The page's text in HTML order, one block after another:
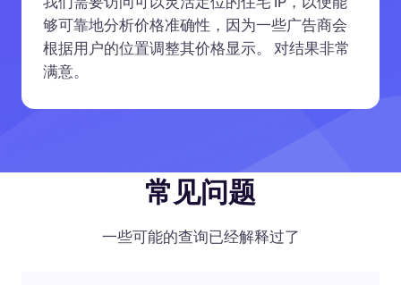
够可靠地分析价格准确性，因为一些广告商会
根据用户的位置调整其价格显示。 对结果非常
满意。
常见问题
一些可能的查询已经解释过了